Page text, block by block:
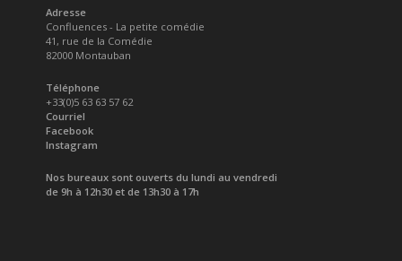
Adresse
Confluences - La petite comédie
41, rue de la Comédie
82000 Montauban
Téléphone
+33(0)5 63 63 57 62
Courriel
Facebook
Instagram
Nos bureaux sont ouverts du lundi au vendredi
de 9h à 12h30 et de 13h30 à 17h